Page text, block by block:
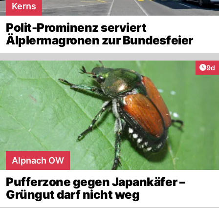
Kerns
Polit-Prominenz serviert
Älplermagronen zur Bundesfeier
9d
Alpnach OW
Pufferzone gegen Japankäfer –
Grüngut darf nicht weg